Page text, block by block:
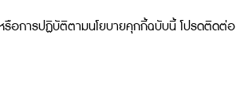
รือการปฏิบัติตามนโยบายคุกกี้ฉบับนี้ โปรดติดต่อ